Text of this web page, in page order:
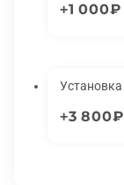
1 000₽
3 800₽